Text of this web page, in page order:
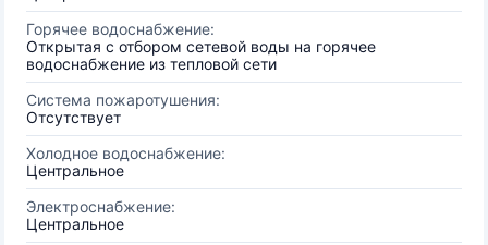
Горячее водоснабжение:
Открытая с отбором сетевой воды на горячее
водоснабжение из тепловой сети
Система пожаротушения:
Отсутствует
Холодное водоснабжение:
Центральное
Электроснабжение:
Центральное